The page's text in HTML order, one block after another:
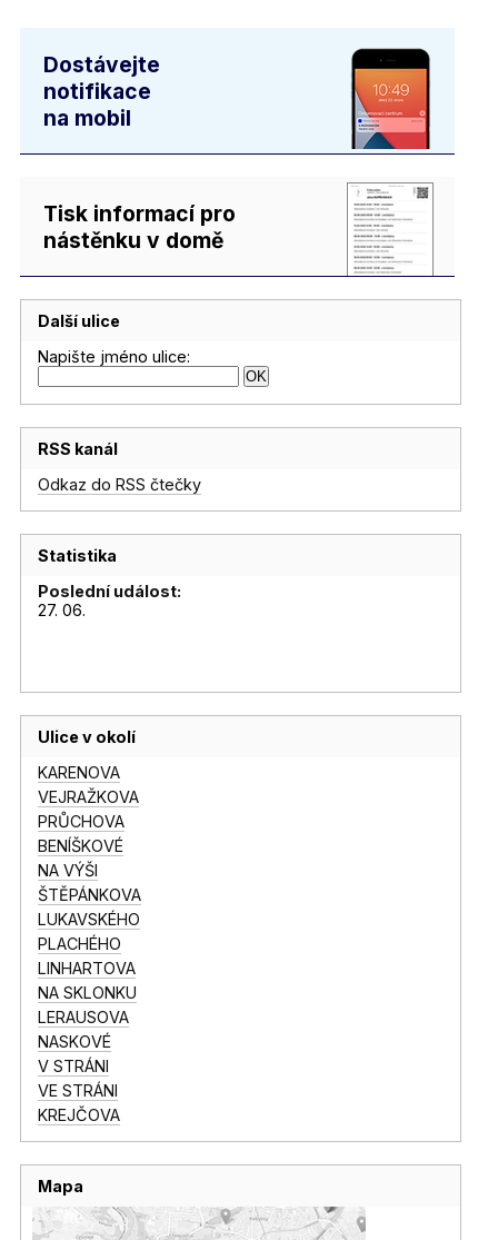
Dostávejte
notifikace
na mobil
Tisk informací pro
nástěnku v domě
Další ulice
Napište jméno ulice:
RSS kanál
Odkaz do RSS čtečky
Statistika
Poslední událost:
27. 06.
Ulice v okolí
KARENOVA
VEJRAŽKOVA
PRŮCHOVA
BENÍŠKOVÉ
NA VÝŠI
ŠTĚPÁNKOVA
LUKAVSKÉHO
PLACHÉHO
LINHARTOVA
NA SKLONKU
LERAUSOVA
NASKOVÉ
V STRÁNI
VE STRÁNI
KREJČOVA
Mapa